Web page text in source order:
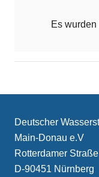
Es
Deutscher
Main-Donau e.V
Rotterdamer
D-90451 Nürnberg